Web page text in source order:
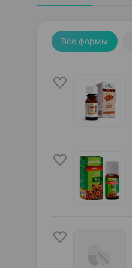
Все формы